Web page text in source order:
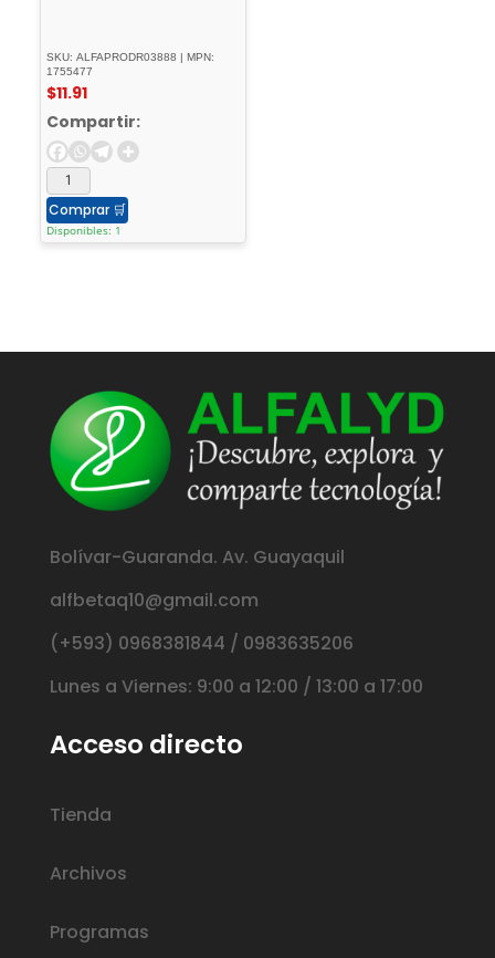
SKU: ALFAPRODR03888 | MPN:
1755477
$11.91
Compartir:
Comprar 🛒
Disponibles: 1
Bolívar-Guaranda. Av. Guayaquil
alfbetaq10@gmail.com
(+593) 0968381844 / 0983635206
Lunes a Viernes: 9:00 a 12:00 / 13:00 a 17:00
Acceso directo
Tienda
Archivos
Programas